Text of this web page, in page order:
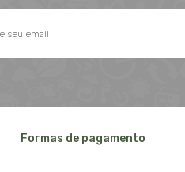
Formas de pagamento